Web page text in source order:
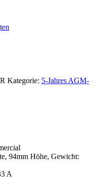
Kategorie: 5-Jahres AGM-
94mm Höhe, Gewicht:
A